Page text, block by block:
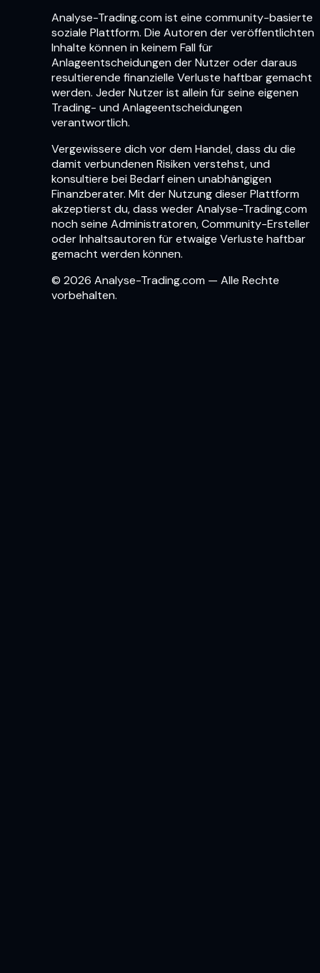
Analyse-Trading.com ist eine community-basierte
soziale Plattform. Die Autoren der veröffentlichten
Inhalte können in keinem Fall für
Anlageentscheidungen der Nutzer oder daraus
resultierende finanzielle Verluste haftbar gemacht
werden. Jeder Nutzer ist allein für seine eigenen
Trading- und Anlageentscheidungen
verantwortlich.
Vergewissere dich vor dem Handel, dass du die
damit verbundenen Risiken verstehst, und
konsultiere bei Bedarf einen unabhängigen
Finanzberater. Mit der Nutzung dieser Plattform
akzeptierst du, dass weder Analyse-Trading.com
noch seine Administratoren, Community-Ersteller
oder Inhaltsautoren für etwaige Verluste haftbar
gemacht werden können.
© 2026 Analyse-Trading.com — Alle Rechte
vorbehalten.